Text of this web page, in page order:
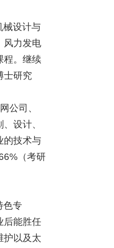
械设计与
风力发电
程。继续
士研究
公司、
设计、
的技术与
（考研
色专
后能胜任
护以及太